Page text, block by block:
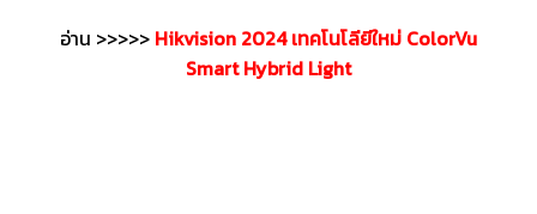
อ่าน >>>>> Hikvision 2024 เทคโนโลียีใหม่ ColorVu
Smart Hybrid Light